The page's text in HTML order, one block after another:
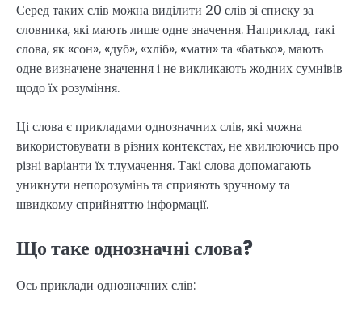
Серед таких слів можна виділити 20 слів зі списку за
словника, які мають лише одне значення. Наприклад, такі
слова, як «сон», «дуб», «хліб», «мати» та «батько», мають
одне визначене значення і не викликають жодних сумнівів
щодо їх розуміння.
Ці слова є прикладами однозначних слів, які можна
використовувати в різних контекстах, не хвилюючись про
різні варіанти їх тлумачення. Такі слова допомагають
уникнути непорозумінь та сприяють зручному та
швидкому сприйняттю інформації.
Що таке однозначні слова?
Ось приклади однозначних слів: